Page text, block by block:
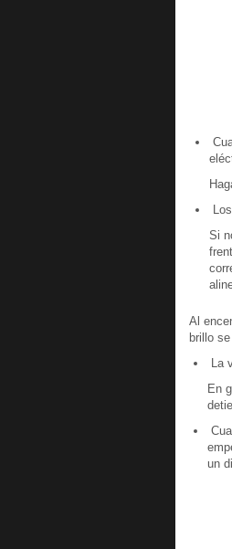
Si
Al
brillo
La
En
un